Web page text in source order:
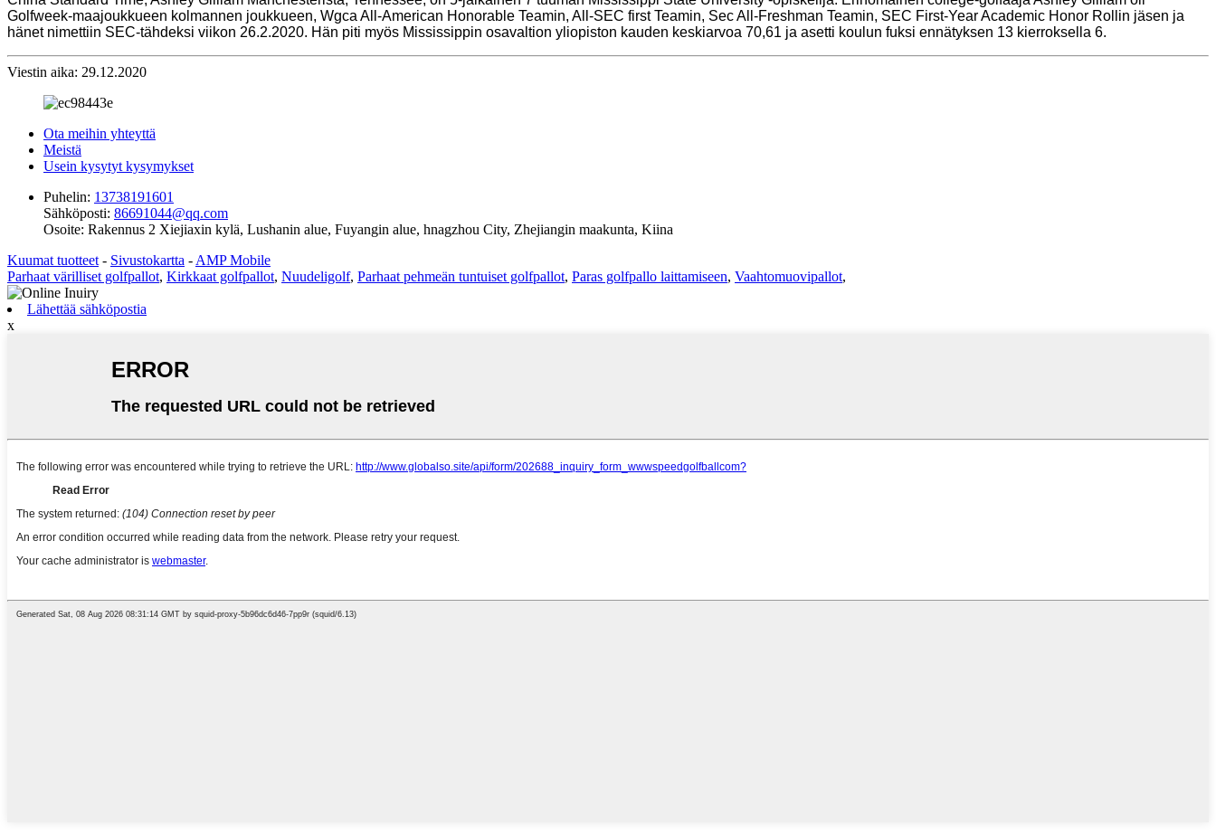
Golfweek-maajoukkueen kolmannen joukkueen, Wgca All-American Honorable Teamin, All-SEC first Teamin, Sec All-Freshman Teamin, SEC First-Year Academic Honor Rollin jäsen ja
hänet nimettiin SEC-tähdeksi viikon 26.2.2020. Hän piti myös Mississippin osavaltion yliopiston kauden keskiarvoa 70,61 ja asetti koulun fuksi ennätyksen 13 kierroksella 6.
Viestin aika: 29.12.2020
Ota meihin yhteyttä
Meistä
Usein kysytyt kysymykset
Puhelin: 13738191601
Sähköposti: 86691044@qq.com
Osoite: Rakennus 2 Xiejiaxin kylä, Lushanin alue, Fuyangin alue, hnagzhou City, Zhejiangin maakunta, Kiina
Kuumat tuotteet - Sivustokartta - AMP Mobile
Parhaat värilliset golfpallot, Kirkkaat golfpallot, Nuudeligolf, Parhaat pehmeän tuntuiset golfpallot, Paras golfpallo laittamiseen, Vaahtomuovipallot,
Lähettää sähköpostia
x